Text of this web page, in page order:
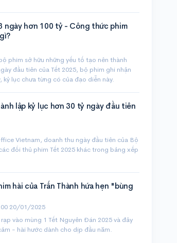
ngày hơn 100 tỷ - Công thức phim
phim sở hữu những yếu tố tạo nên thành
đầu tiên của Tết 2025, bộ phim ghi nhận
lục chưa từng có của đạo diễn này.
lập kỷ lục hơn 30 tỷ ngày đầu tiên
Vietnam, doanh thu ngày đầu tiên của Bộ
đối thủ phim Tết 2025 khác trong bảng xếp
hài của Trấn Thành hứa hẹn "bùng
20/01/2025
vào mùng 1 Tết Nguyên Đán 2025 và đây
- hài hước dành cho dịp đầu năm.